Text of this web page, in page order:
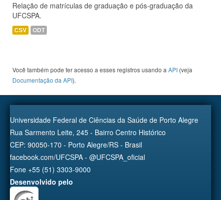
Relação de matrículas de graduação e pós-graduação da
UFCSPA.
CSV ODT
Você também pode ter acesso a esses registros usando a API (veja
Documentação da API).
Universidade Federal de Ciências da Saúde de Porto Alegre
Rua Sarmento Leite, 245 - Bairro Centro Histórico
CEP: 90050-170 - Porto Alegre/RS - Brasil
facebook.com/UFCSPA - @UFCSPA_oficial
Fone +55 (51) 3303-9000
Desenvolvido pelo